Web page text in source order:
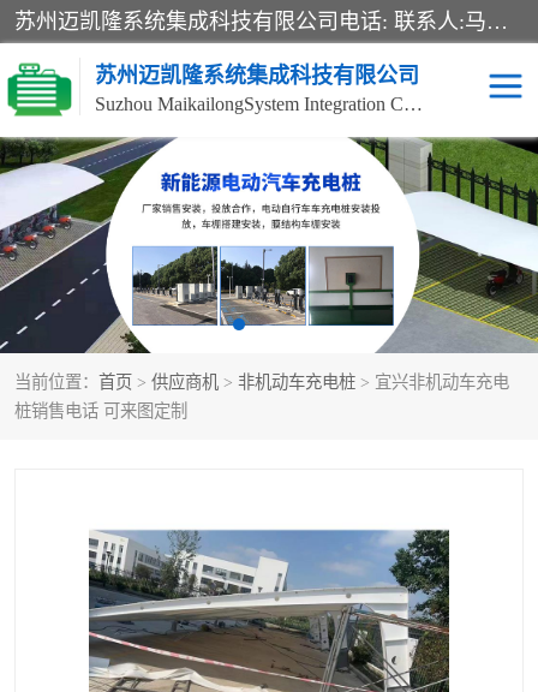
苏州迈凯隆系统集成科技有限公司电话: 联系人:马杰森 销售安装视频监控、报警系统、电话交换机、门禁考勤、巡更系统、呼叫对讲系统、停车场道闸、智能家居、广播系统、综合布线、办公设备、电子商务软件、网络工程、酒店门锁系列 系统集成、VOD视频点播、LED显示屏、节能产品、USP电源、收银机等弱电及智能化项目。
苏州迈凯隆系统集成科技有限公司
Suzhou MaikailongSystem Integration Co., Ltd.
当前位置： 首页 > 供应商机 > 非机动车充电桩 > 宜兴非机动车充电
桩销售电话 可来图定制
非机动车充电桩 电瓶车充电桩
电动自行车充电桩 两轮电动车充电桩
充电桩